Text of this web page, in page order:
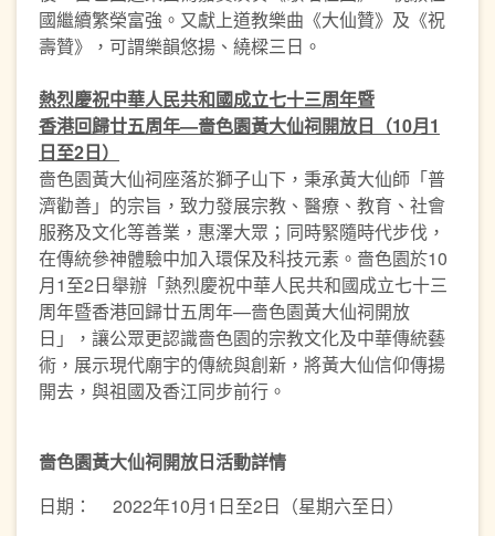
國繼續繁榮富強。又獻上道教樂曲《大仙贊》及《祝
壽贊》，可謂樂韻悠揚、繞樑三日。
熱烈慶祝中華人民共和國成立七十三周年暨
香港回歸廿五周年—嗇色園黃大仙祠開放日 （10月1
日至2日）
嗇色園黃大仙祠座落於獅子山下，秉承黃大仙師「普
濟勸善」的宗旨，致力發展宗教、醫療、教育、社會
服務及文化等善業，惠澤大眾；同時緊隨時代步伐，
在傳統參神體驗中加入環保及科技元素。嗇色園於10
月1至2日舉辦「熱烈慶祝中華人民共和國成立七十三
周年暨香港回歸廿五周年—嗇色園黃大仙祠開放
日」，讓公眾更認識嗇色園的宗教文化及中華傳統藝
術，展示現代廟宇的傳統與創新，將黃大仙信仰傳揚
開去，與祖國及香江同步前行。
嗇色園黃大仙祠開放日活動詳情
日期：
2022年10月1日至2日（星期六至日）